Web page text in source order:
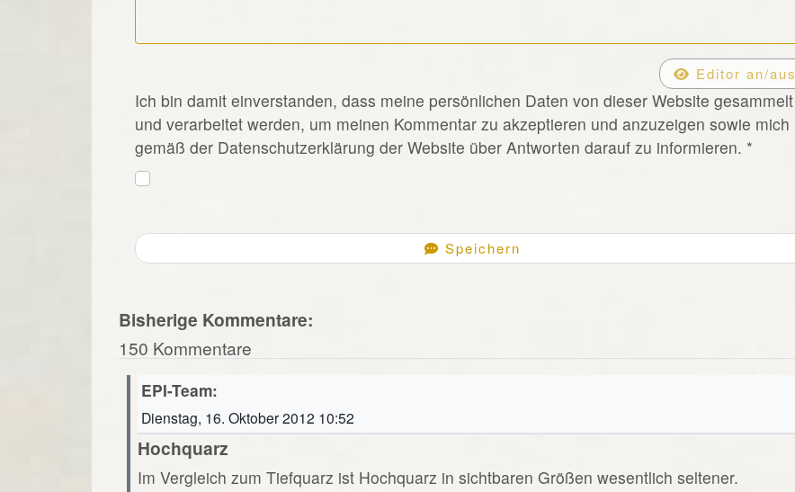
Editor an/aus
Ich bin damit einverstanden, dass meine persönlichen Daten von dieser Website gesammelt
und verarbeitet werden, um meinen Kommentar zu akzeptieren und anzuzeigen sowie mich
gemäß der Datenschutzerklärung der Website über Antworten darauf zu informieren. *
Speichern
Bisherige Kommentare:
150 Kommentare
EPI-Team:
Dienstag, 16. Oktober 2012 10:52
Hochquarz
Im Vergleich zum Tiefquarz ist Hochquarz in sichtbaren Größen wesentlich seltener.